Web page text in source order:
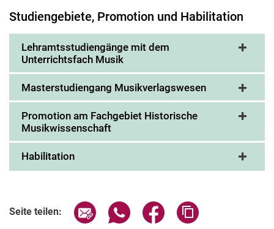
Studiengebiete, Promotion und Habilitation
Lehramtsstudiengänge mit dem
Unterrichtsfach Musik
Masterstudiengang Musikverlagswesen
Promotion am Fachgebiet Historische
Musikwissenschaft
Habilitation
Seite teilen: Seite über E-Mail teilen
Seite über WhatsApp teilen
Seite über Facebook